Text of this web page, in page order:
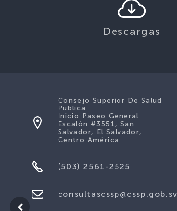
Descargas
Consejo Superior De Salud
Pública
Inicio Paseo General
Escalón #3551, San
Salvador, El Salvador,
Centro América
(503) 2561-2525
consultascssp@cssp.gob.sv